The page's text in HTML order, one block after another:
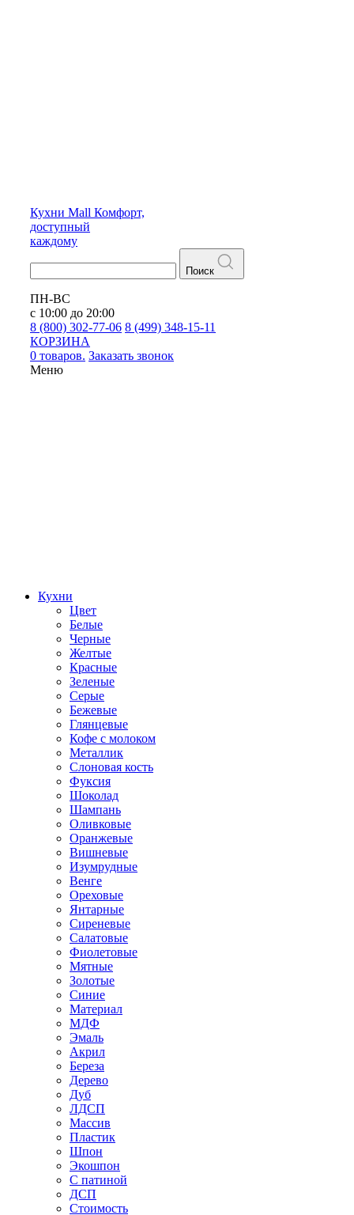
Кухни Mall Комфорт,
доступный
каждому
Поиск
ПН-ВС
с 10:00 до 20:00
8 (800) 302-77-06 8 (499) 348-15-11
КОРЗИНА
0 товаров. Заказать звонок
Меню
Кухни
Цвет
Белые
Черные
Желтые
Красные
Зеленые
Серые
Бежевые
Глянцевые
Кофе с молоком
Металлик
Слоновая кость
Фуксия
Шоколад
Шампань
Оливковые
Оранжевые
Вишневые
Изумрудные
Венге
Ореховые
Янтарные
Сиреневые
Салатовые
Фиолетовые
Мятные
Золотые
Синие
Материал
МДФ
Эмаль
Акрил
Береза
Дерево
Дуб
ЛДСП
Массив
Пластик
Шпон
Экошпон
С патиной
ДСП
Стоимость